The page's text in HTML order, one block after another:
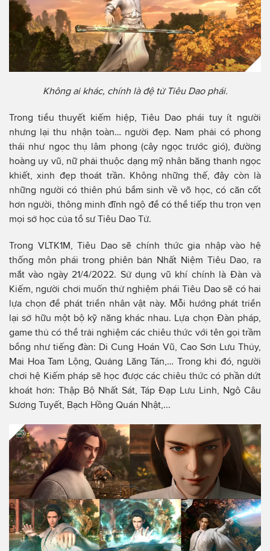
Không ai khác, chính là đệ tử Tiêu Dao phái.
Trong tiểu thuyết kiếm hiệp, Tiêu Dao phái tuy ít người
nhưng lại thu nhận toàn… người đẹp. Nam phải có phong
thái như ngọc thụ lâm phong (cây ngọc trước gió), đường
hoàng uy vũ, nữ phải thuộc dạng mỹ nhân băng thanh ngọc
khiết, xinh đẹp thoát trần. Không những thế, đây còn là
những người có thiên phú bẩm sinh về võ học, có căn cốt
hơn người, thông minh đĩnh ngộ để có thể tiếp thu trọn vẹn
mọi sở học của tổ sư Tiêu Dao Tử.
Trong VLTK1M, Tiêu Dao sẽ chính thức gia nhập vào hệ
thống môn phái trong phiên bản Nhất Niệm Tiêu Dao, ra
mắt vào ngày 21/4/2022. Sử dụng vũ khí chính là Đàn và
Kiếm, người chơi muốn thử nghiệm phái Tiêu Dao sẽ có hai
lựa chọn để phát triển nhân vật này. Mỗi hướng phát triển
lại sở hữu một bộ kỹ năng khác nhau. Lựa chọn Đàn pháp,
game thủ có thể trải nghiệm các chiêu thức với tên gọi trầm
bổng như tiếng đàn: Di Cung Hoán Vũ, Cao Sơn Lưu Thủy,
Mai Hoa Tam Lộng, Quảng Lăng Tán,… Trong khi đó, người
chơi hệ Kiếm pháp sẽ học được các chiêu thức có phần dứt
khoát hơn: Thập Bộ Nhất Sát, Táp Đạp Lưu Linh, Ngô Câu
Sương Tuyết, Bạch Hồng Quán Nhật,...